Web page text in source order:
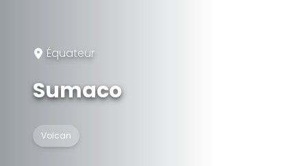
Équateur
Sumaco
Volcan